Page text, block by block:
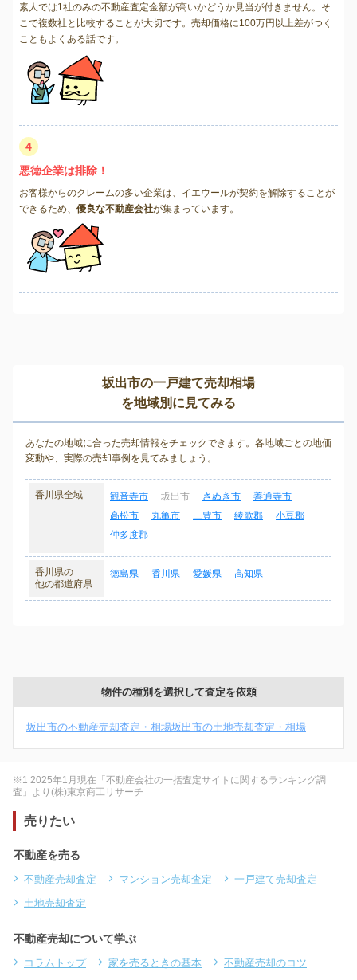
素人では1社のみの不動産査定金額が高いかどうか見当が付きません。そ
こで複数社と比較することが大切です。売却価格に100万円以上差がつく
こともよくある話です。
4
悪徳企業は排除！
お客様からのクレームの多い企業は、イエウールが契約を解除することが
できるため、 優良な不動産会社が集まっています。
坂出市の一戸建て売却相場
を地域別に見てみる
あなたの地域に合った売却情報をチェックできます。各地域ごとの地価
変動や、実際の売却事例を見てみましょう。
香川県全域 観音寺市 坂出市 さぬき市
善通寺市
高松市
丸亀市 三豊市 綾歌郡
小豆郡
仲多度郡
香川県の
他の都道府県
徳島県 香川県 愛媛県 高知県
物件の種別を選択して査定を依頼
坂出市の不動産売却査定・相場坂出市の土地売却査定・相場
※1 2025年1月現在「不動産会社の一括査定サイトに関するランキング調
査」より(株)東京商工リサーチ
売りたい
不動産を売る
不動産売却査定 マンション売却査定
一戸建て売却査定
土地売却査定
不動産売却について学ぶ
コラムトップ 家を売るときの基本
不動産売却のコツ